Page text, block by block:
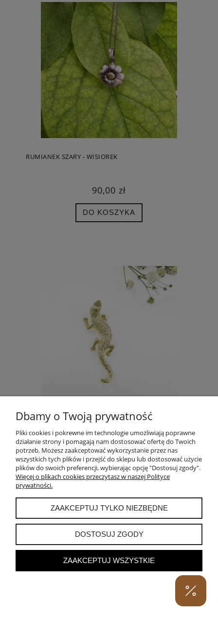
RUMIANEK SZARY - WISIOREK
90,00 zł
DO KOSZYKA
SALAMANDRA ZŁOTA - ZAWIESZKA SREBRNA
350,00 zł
DO KOSZYKA
Dbamy o Twoją prywatność
Pliki cookies i pokrewne im technologie umożliwiają poprawne
działanie strony i pomagają nam dostosować ofertę do Twoich
potrzeb. Możesz zaakceptować wykorzystanie przez nas
wszystkich tych plików i przejść do sklepu lub dostosować użycie
plików do swoich preferencji, wybierając opcję "Dostosuj zgody".
Więcej o plikach cookies przeczytasz w naszej Polityce
prywatności.
ZAAKCEPTUJ TYLKO NIEZBĘDNE
DOSTOSUJ ZGODY
ZAAKCEPTUJ WSZYSTKIE